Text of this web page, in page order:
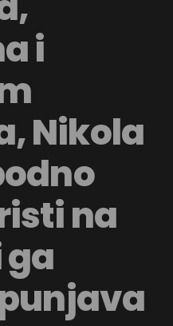
i
Nikola
na